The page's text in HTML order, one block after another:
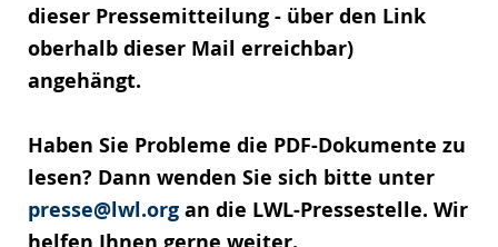
dieser Pressemitteilung - über den Link
oberhalb dieser Mail erreichbar)
angehängt.
Haben Sie Probleme die PDF-Dokumente zu
lesen? Dann wenden Sie sich bitte unter
presse@lwl.org an die LWL-Pressestelle. Wir